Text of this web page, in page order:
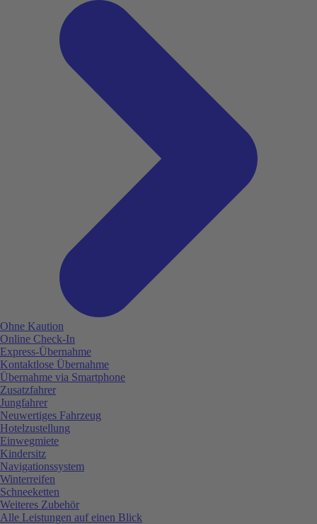
Ohne Kaution
Online Check-In
Express-Übernahme
Kontaktlose Übernahme
Übernahme via Smartphone
Zusatzfahrer
Jungfahrer
Neuwertiges Fahrzeug
Hotelzustellung
Einwegmiete
Kindersitz
Navigationssystem
Winterreifen
Schneeketten
Weiteres Zubehör
Alle Leistungen auf einen Blick